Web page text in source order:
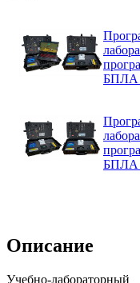
БПЛА
БПЛА
Описание
Учебно-